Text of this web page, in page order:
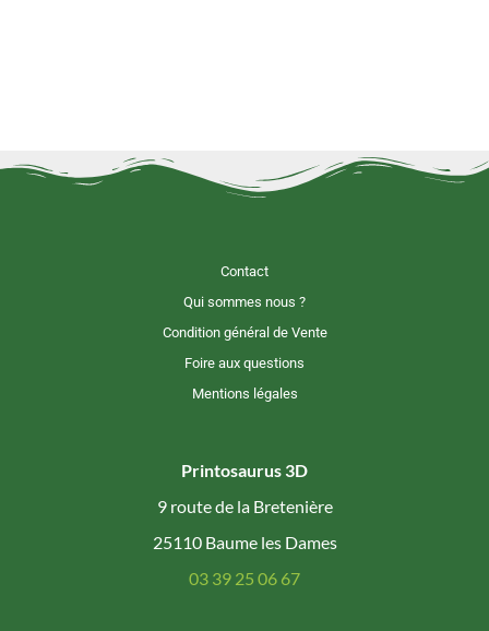
Contact
Qui sommes nous ?
Condition général de Vente
Foire aux questions
Mentions légales
Printosaurus 3D
9 route de la Bretenière
25110 Baume les Dames
03 39 25 06 67